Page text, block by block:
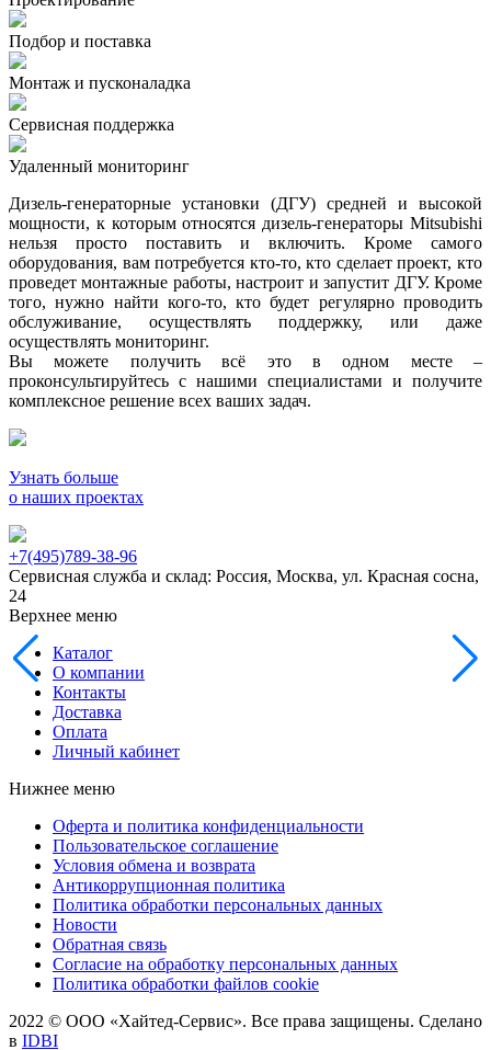
Подбор и поставка
Монтаж и пусконаладка
Сервисная поддержка
Удаленный мониторинг
Дизель-генераторные установки (ДГУ) средней и высокой
мощности, к которым относятся дизель-генераторы Mitsubishi
нельзя просто поставить и включить. Кроме самого
оборудования, вам потребуется кто-то, кто сделает проект, кто
проведет монтажные работы, настроит и запустит ДГУ. Кроме
того, нужно найти кого-то, кто будет регулярно проводить
обслуживание, осуществлять поддержку, или даже
осуществлять мониторинг.
Вы можете получить всё это в одном месте –
проконсультируйтесь с нашими специалистами и получите
комплексное решение всех ваших задач.
Узнать больше
о наших проектах
+7(495)789-38-96
Сервисная служба и склад: Россия, Москва, ул. Красная сосна,
24
Верхнее меню
Каталог
О компании
Контакты
Доставка
Оплата
Личный кабинет
Нижнее меню
Оферта и политика конфиденциальности
Пользовательское соглашение
Условия обмена и возврата
Антикоррупционная политика
Политика обработки персональных данных
Новости
Обратная связь
Согласие на обработку персональных данных
Политика обработки файлов cookie
2022 © ООО «Хайтед-Сервис». Все права защищены. Сделано
в IDBI